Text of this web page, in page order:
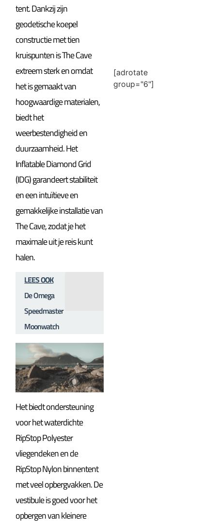
tent. Dankzij zijn
geodetische koepel
constructie met tien
kruispunten is The Cave
extreem sterk en omdat
het is gemaakt van
hoogwaardige materialen,
biedt het
weerbestendigheid en
duurzaamheid. Het
Inflatable Diamond Grid
(IDG) garandeert stabiliteit
en een intuïtieve en
gemakkelijke installatie van
The Cave, zodat je het
maximale uit je reis kunt
halen.
LEES OOK
De Omega
Speedmaster
Moonwatch
Het biedt ondersteuning
voor het waterdichte
RipStop Polyester
vliegendeken en de
RipStop Nylon binnentent
met veel opbergvakken. De
vestibule is goed voor het
opbergen van kleinere
[adrotate
group="6"]